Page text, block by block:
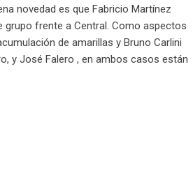
novedad es que Fabricio Martínez
frente a Central. Como aspectos
de amarillas y Bruno Carlini
y José Falero , en ambos casos están